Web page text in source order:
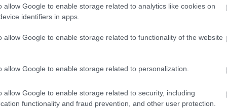
allow Google to enable storage related to analytics like cookies on
identifiers in apps.
allow Google to enable storage related to functionality of the website
allow Google to enable storage related to personalization.
allow Google to enable storage related to security, including
functionality and fraud prevention, and other user protection.
vártunk:
Kecskeméten is szakirányú
Ferenc Egyetem